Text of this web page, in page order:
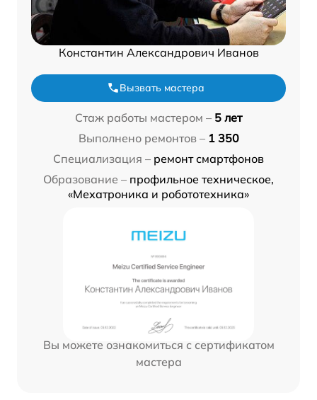
Константин Александрович Иванов
Вызвать мастера
Стаж работы мастером – 5 лет
Выполнено ремонтов – 1 350
Специализация – ремонт смартфонов
Образование – профильное техническое,
«Мехатроника и робототехника»
Вы можете ознакомиться с сертификатом
мастера